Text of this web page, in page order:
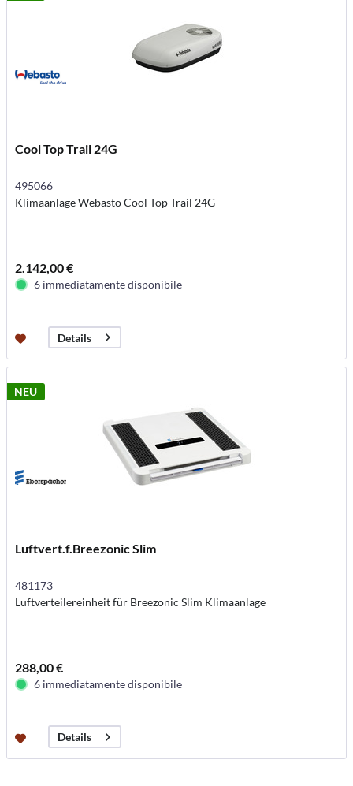
Cool Top Trail 24G
495066
Klimaanlage Webasto Cool Top Trail 24G
2.142,00 €
6 immediatamente disponibile
Details
NEU
Luftvert.f.Breezonic Slim
481173
Luftverteilereinheit für Breezonic Slim Klimaanlage
288,00 €
6 immediatamente disponibile
Details